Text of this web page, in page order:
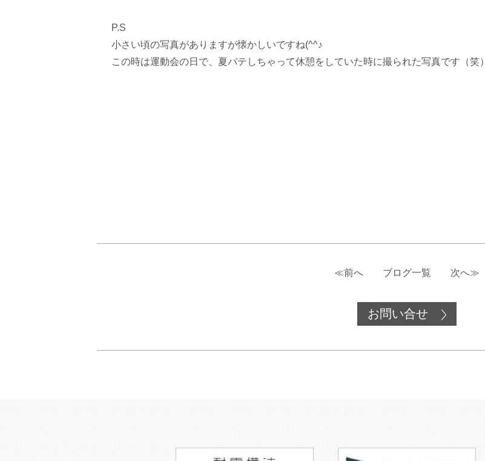
P.S
小さい頃の写真がありますが懐かしいですね(^^♪
この時は運動会の日で、夏バテしちゃって休憩をしていた時に撮られた写真です（笑）
≪前へ ブログ一覧 次へ≫
お問い合せ